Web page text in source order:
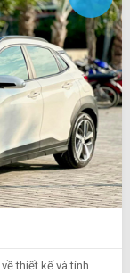
thiết kế và tính